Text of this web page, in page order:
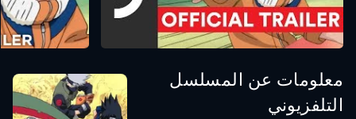
معلومات عن المسلسل
التلفزيوني